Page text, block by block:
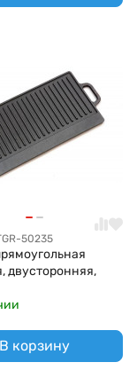
50235
двусторонняя,
В корзину